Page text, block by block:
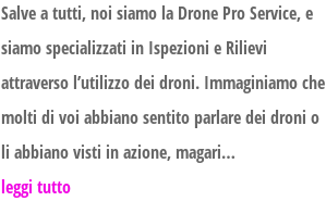
Salve a tutti, noi siamo la Drone Pro Service, e
siamo specializzati in Ispezioni e Rilievi
attraverso l’utilizzo dei droni. Immaginiamo che
molti di voi abbiano sentito parlare dei droni o
li abbiano visti in azione, magari…
leggi tutto